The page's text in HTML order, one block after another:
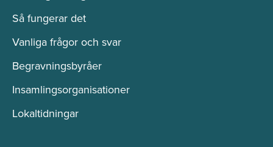
Så fungerar det
Vanliga frågor och svar
Begravningsbyråer
Insamlingsorganisationer
Lokaltidningar